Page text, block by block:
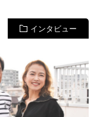
インタビュー